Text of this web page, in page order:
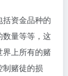
资金品种的
数量等等，这
界上所有的赌
赌徒的损